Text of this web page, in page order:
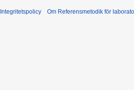
Integritetspolicy Om Referensmetodik för